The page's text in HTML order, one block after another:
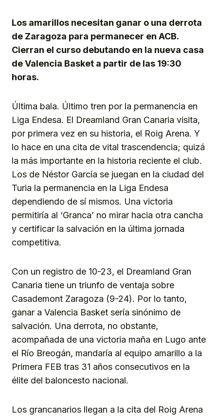
Los amarillos necesitan ganar o una derrota
de Zaragoza para permanecer en ACB.
Cierran el curso debutando en la nueva casa
de Valencia Basket a partir de las 19:30
horas.
Última bala. Último tren por la permanencia en
Liga Endesa. El Dreamland Gran Canaria visita,
por primera vez en su historia, el Roig Arena. Y
lo hace en una cita de vital trascendencia; quizá
la más importante en la historia reciente el club.
Los de Néstor García se juegan en la ciudad del
Turia la permanencia en la Liga Endesa
dependiendo de sí mismos. Una victoria
permitiría al ‘Granca’ no mirar hacia otra cancha
y certificar la salvación en la última jornada
competitiva.
Con un registro de 10-23, el Dreamland Gran
Canaria tiene un triunfo de ventaja sobre
Casademont Zaragoza (9-24). Por lo tanto,
ganar a Valencia Basket sería sinónimo de
salvación. Una derrota, no obstante,
acompañada de una victoria maña en Lugo ante
el Río Breogán, mandaría al equipo amarillo a la
Primera FEB tras 31 años consecutivos en la
élite del baloncesto nacional.
Los grancanarios llegan a la cita del Roig Arena